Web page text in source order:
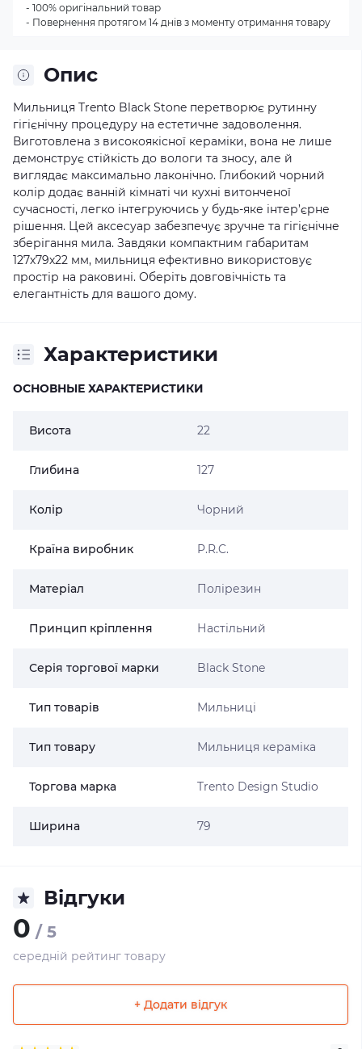
Опис
Мильниця Trento Black Stone перетворює рутинну
гігієнічну процедуру на естетичне задоволення.
Виготовлена з високоякісної кераміки, вона не лише
демонструє стійкість до вологи та зносу, але й
виглядає максимально лаконічно. Глибокий чорний
колір додає ванній кімнаті чи кухні витонченої
сучасності, легко інтегруючись у будь-яке інтер’єрне
рішення. Цей аксесуар забезпечує зручне та гігієнічне
зберігання мила. Завдяки компактним габаритам
127х79х22 мм, мильниця ефективно використовує
простір на раковині. Оберіть довговічність та
елегантність для вашого дому.
Характеристики
ОСНОВНЫЕ ХАРАКТЕРИСТИКИ
Висота 22
Глибина 127
Колір Чорний
Країна виробник P.R.C.
Матеріал Полірезин
Принцип кріплення Настільний
Серія торгової марки Black Stone
Тип товарів Мильниці
Тип товару Мильниця кераміка
Торгова марка Trento Design Studio
Ширина 79
Відгуки
0 / 5
середній рейтинг товару
+ Додати відгук
- 100% оригінальний товар
- Повернення протягом 14 днів з моменту отримання товару